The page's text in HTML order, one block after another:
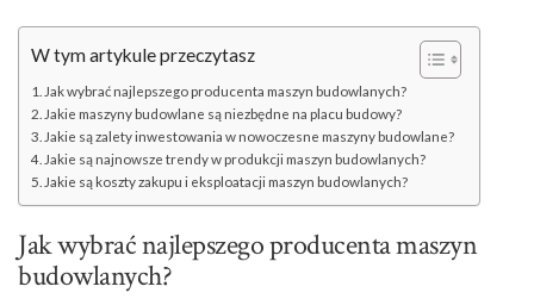
W tym artykule przeczytasz
Jak wybrać najlepszego producenta maszyn budowlanych?
Jakie maszyny budowlane są niezbędne na placu budowy?
Jakie są zalety inwestowania w nowoczesne maszyny budowlane?
Jakie są najnowsze trendy w produkcji maszyn budowlanych?
Jakie są koszty zakupu i eksploatacji maszyn budowlanych?
Jak wybrać najlepszego producenta maszyn
budowlanych?